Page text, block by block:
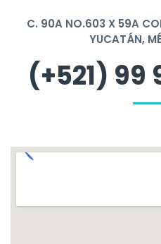
C. 90A NO.603 X 59A
YUCATÁN,
(+521) 99